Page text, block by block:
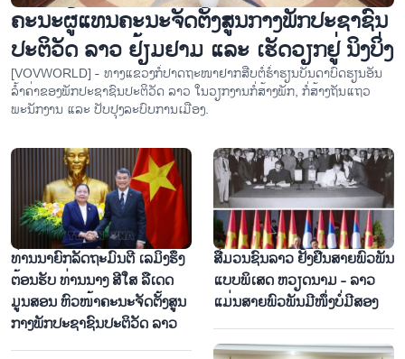
ຄະນະຜູ້ແທນຄະນະຈັດຕັ້ງສູນກາງພັກປະຊາຊົນ
ປະຕິວັດ ລາວ ຢ້ຽມຢາມ ແລະ ເຮັດວຽກຢູ່ ນິງບິ່ງ
[VOVWORLD] - ທາງແຂວງກໍ່ປາດຖະໜາຢາກສືບຕໍ່ຮ່ຳຮຽນບັນດາບົດຮຽນອັນ
ລ້ຳຄ່າຂອງພັກປະຊາຊົນປະຕິວັດ ລາວ ໃນວຽກງານກໍ່ສ້າງພັກ, ກໍ່ສ້າງຖັນແຖວ
ພະນັກງານ ແລະ ປັບປຸງລະບົບການເມືອງ.
​ທ່ານນາ​ຍົກ​ລັດ​ຖະ​ມົນ​ຕີ ເລ​ມິງ​ຮຶງ
ຕ້ອນ​ຮັບ ​​ທ່ານນາງ ສີ​​ໃສ ລື​ເດ​ດ​
ມູນ​ສອນ ຫົວ​ໜ້າ​ຄະ​ນະ​ຈັດ​ຕັ້ງ​ສູນ​
ກາງ​ພັກ​ປະ​ຊາ​ຊົນ​ປະ​ຕິ​ວັດ ລາວ
ສື່ມວນ​ຊົນ​ລາວ ຢັ້ງ​ຢືນ​ສາຍ​ພົວ​ພັນ​
ແບບ​ພິ​ເສດ ຫວຽດ​ນາມ - ລາວ
ແມ່ນ​ສາຍ​ພົວ​ພັນ​ມີ​ໜຶ່​ງ​ບໍ່​ມີ​ສອງ